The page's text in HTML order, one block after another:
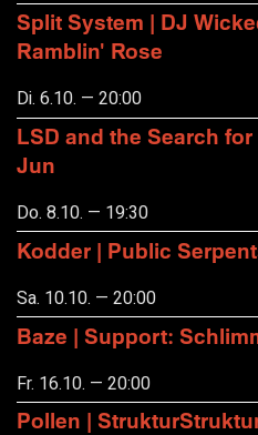
Split System | DJ
Ramblin' Rose
Di. 6.10. — 20:00
LSD and the Search
Jun
Do. 8.10. — 19:30
Kodder | Public
Sa. 10.10. — 20:00
Baze | Support:
Fr. 16.10. — 20:00
Pollen |